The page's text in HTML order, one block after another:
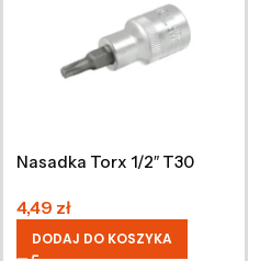
Nasadka Torx 1/2″ T30
4,49 zł
DODAJ DO KOSZYKA